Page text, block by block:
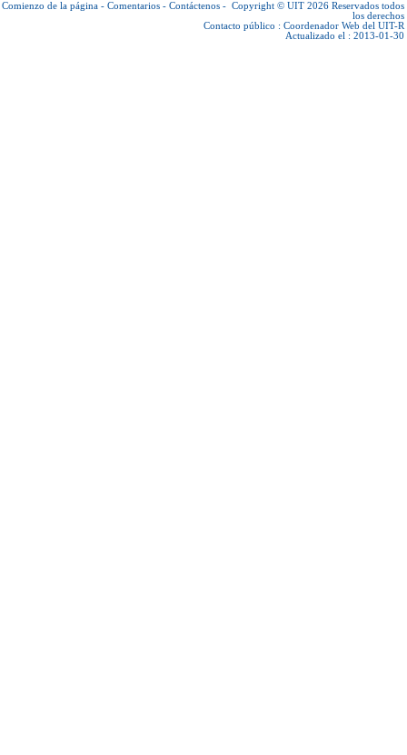
Comienzo de la página - Comentarios - Contáctenos - Copyright © UIT 2026 Reservados todos
los derechos
Contacto público : Coordenador Web del UIT-R
Actualizado el : 2013-01-30